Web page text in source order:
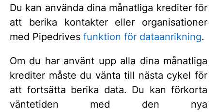
Du kan använda dina månatliga krediter för
att berika kontakter eller organisationer
med Pipedrives funktion för dataanrikning.
Om du har använt upp alla dina månatliga
krediter måste du vänta till nästa cykel för
att fortsätta berika data. Du kan förkorta
väntetiden med den nya